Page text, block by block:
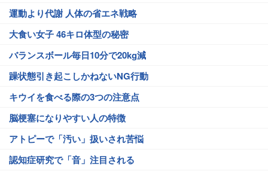
運動より代謝 人体の省エネ戦略
大食い女子 46キロ体型の秘密
バランスボール毎日10分で20kg減
躁状態引き起こしかねないNG行動
キウイを食べる際の3つの注意点
脳梗塞になりやすい人の特徴
アトピーで「汚い」扱いされ苦悩
認知症研究で「音」注目される